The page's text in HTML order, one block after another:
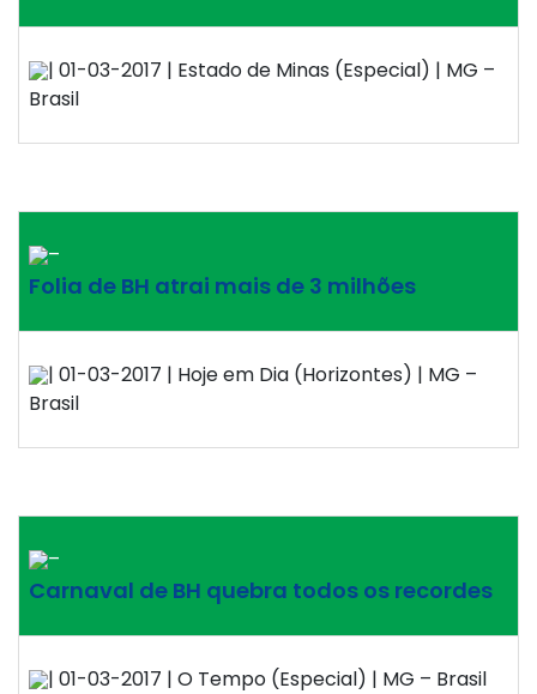
| 01-03-2017 | Estado de Minas (Especial) | MG –
Brasil
–
Folia de BH atrai mais de 3 milhões
| 01-03-2017 | Hoje em Dia (Horizontes) | MG –
Brasil
–
Carnaval de BH quebra todos os recordes
| 01-03-2017 | O Tempo (Especial) | MG – Brasil